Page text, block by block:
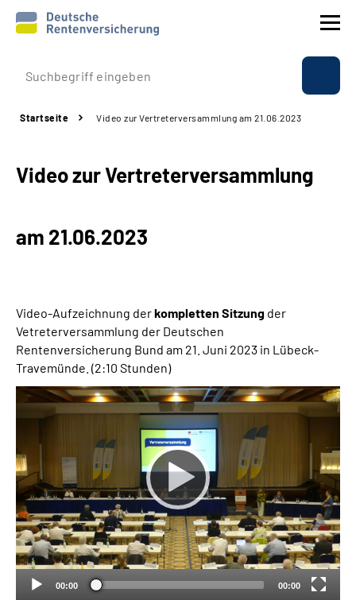
Prävention
Rente
Über uns & Presse
Online-Services
Suche
Inhalte in Gebärdensprache (DGS)
Leichte Sprache
Mein Kundenportal
Startseite Video zur Vertreterversammlung am 21.06.2023
Video zur Vertreterversammlung
am 21.06.2023
Video-Aufzeichnung derkompletten Sitzung der
Vetreterversammlung der Deutschen
Rentenversicherung Bund am 21. Juni 2023 in Lübeck-
Travemünde (2:10 Stunden)
00:00 00:00